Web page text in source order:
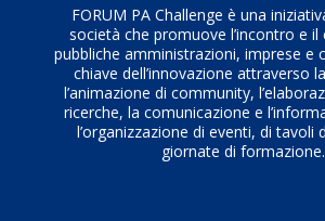
FORUM PA Challenge è una
società che promuove l’incontro e
pubbliche amministrazioni, imprese e
chiave dell’innovazione attraverso
l’animazione di community,
ricerche, la comunicazione e
l’organizzazione di eventi, di tavoli
giornate di formazione.